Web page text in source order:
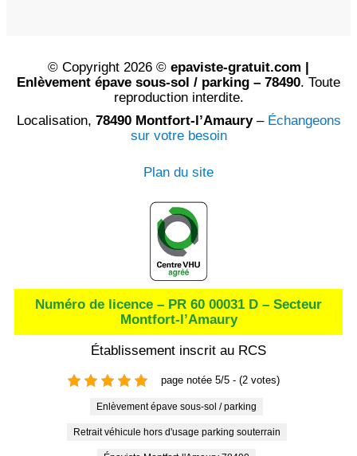
© Copyright 2026 © epaviste-gratuit.com |
Enlèvement épave sous-sol / parking – 78490. Toute
reproduction interdite.
Localisation, 78490 Montfort-l’Amaury– Échangeons
sur votre besoin
Plan du site
Numéro de licence – PR 60 00031 D – Secteur
Montfort-l’Amaury
Établissement inscrit au RCS
page notée 5/5 - (2 votes)
Enlèvement épave sous-sol / parking
Retrait véhicule hors d'usage parking souterrain